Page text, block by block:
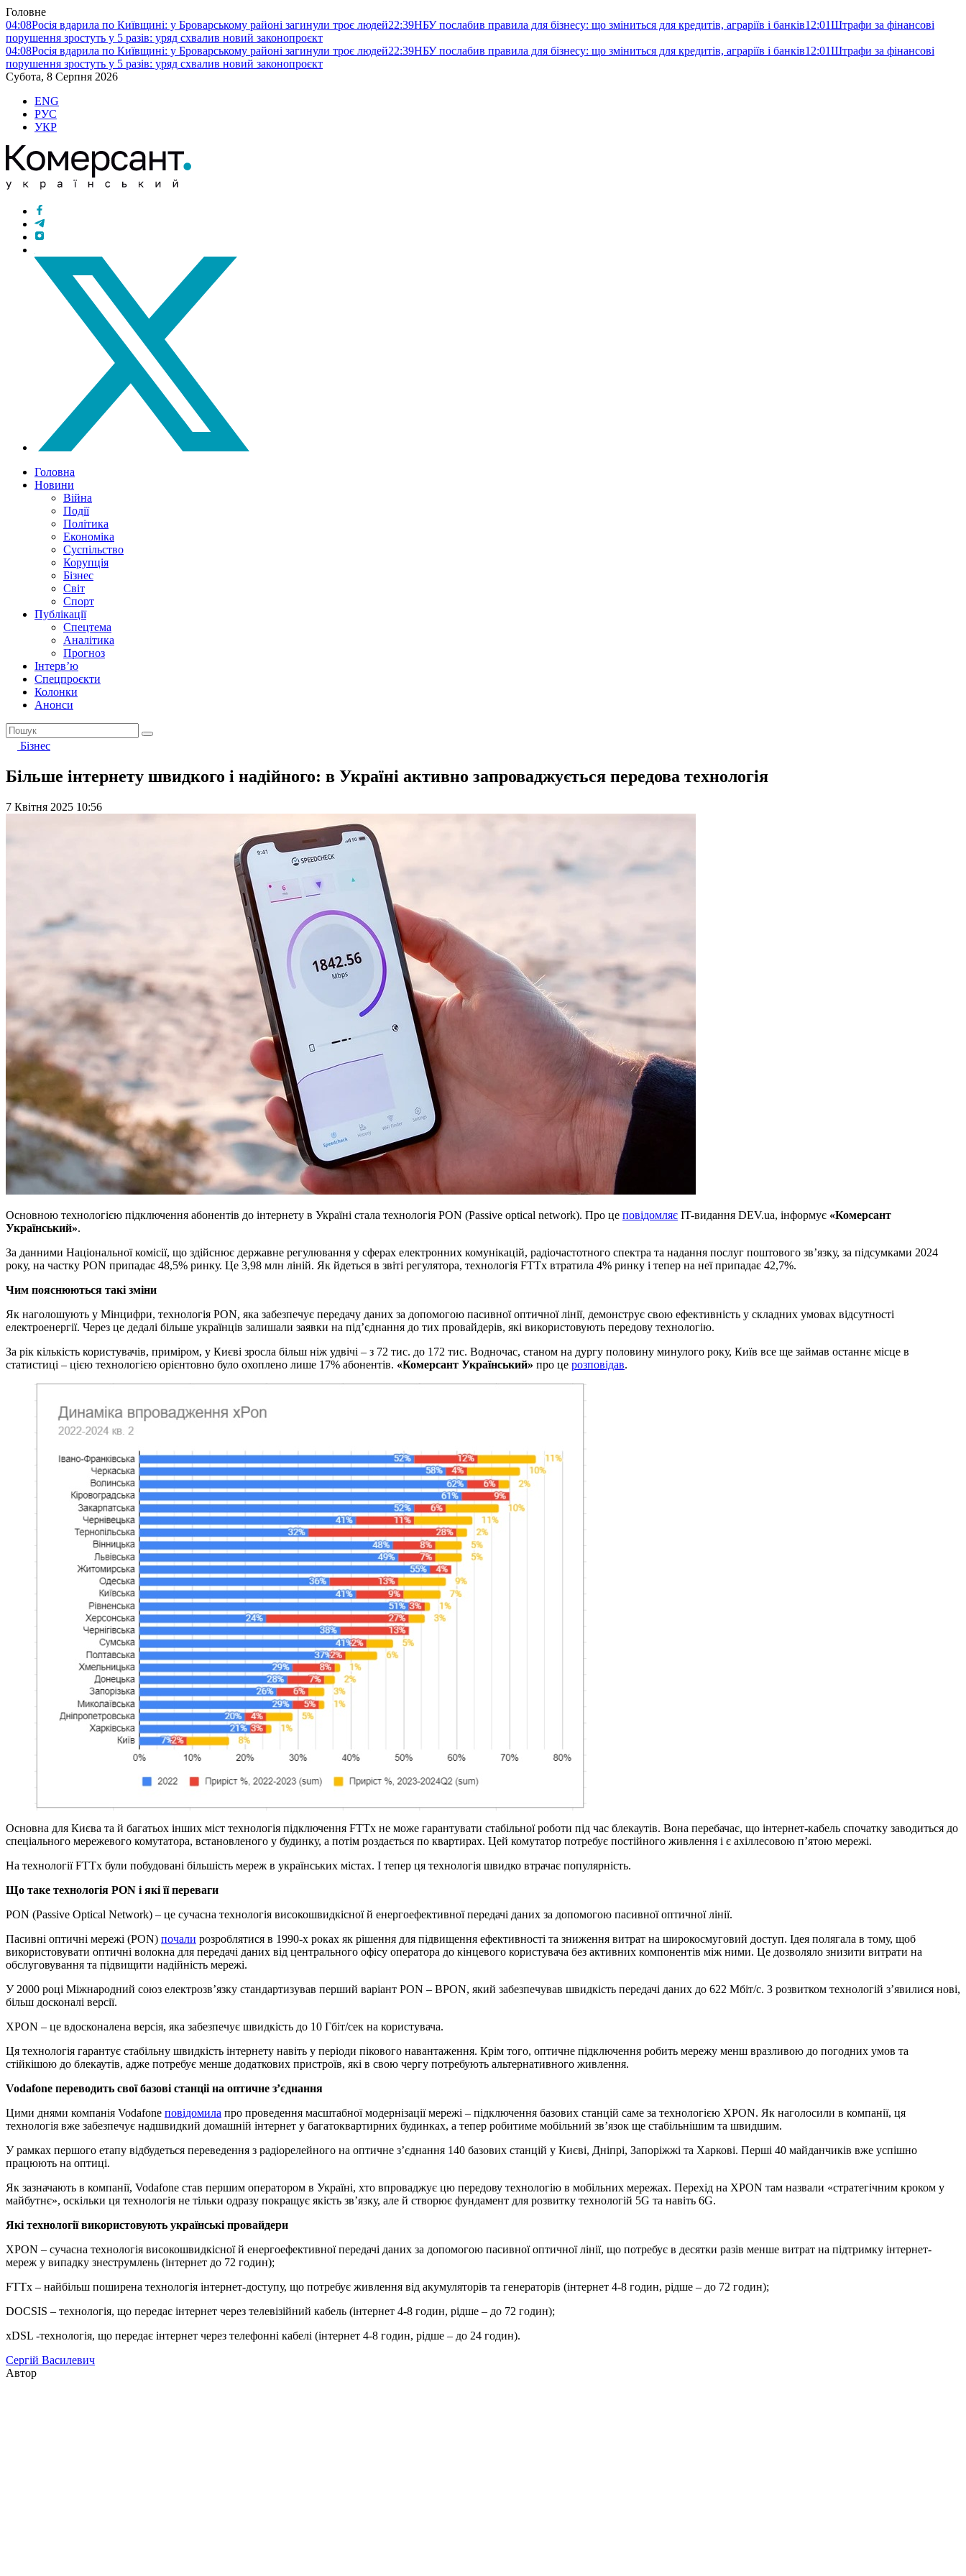
Головне
04:08Росія вдарила по Київщині: у Броварському районі загинули троє людей22:39НБУ послабив правила для бізнесу: що зміниться для кредитів, аграріїв і банків12:01Штрафи за фінансові
порушення зростуть у 5 разів: уряд схвалив новий законопроєкт
04:08Росія вдарила по Київщині: у Броварському районі загинули троє людей22:39НБУ послабив правила для бізнесу: що зміниться для кредитів, аграріїв і банків12:01Штрафи за фінансові
порушення зростуть у 5 разів: уряд схвалив новий законопроєкт
Субота, 8 Серпня 2026
ENG
РУС
УКР
Головна
Новини
Війна
Події
Політика
Економіка
Суспільство
Корупція
Бізнес
Світ
Спорт
Публікації
Спецтема
Аналітика
Прогноз
Інтерв’ю
Спецпроєкти
Колонки
Анонси
Бізнес
Більше інтернету швидкого і надійного: в Україні активно запроваджується передова технологія
7 Квітня 2025 10:56
Основною технологією підключення абонентів до інтернету в Україні стала технологія PON (Passive optical network). Про це повідомляє IT-видання DEV.ua, інформує «Комерсант
Український».
За данними Національної комісії, що здійснює державне регулювання у сферах електронних комунікацій, радіочастотного спектра та надання послуг поштового зв’язку, за підсумками 2024
року, на частку PON припадає 48,5% ринку. Це 3,98 млн ліній. Як йдеться в звіті регулятора, технологія FTTx втратила 4% ринку і тепер на неї припадає 42,7%.
Чим пояснюються такі зміни
Як наголошують у Мінцифри, технологія PON, яка забезпечує передачу даних за допомогою пасивної оптичної лінії, демонструє свою ефективність у складних умовах відсутності
електроенергії. Через це дедалі більше українців залишали заявки на під’єднання до тих провайдерів, які використовують передову технологію.
За рік кількість користувачів, приміром, у Києві зросла більш ніж удвічі – з 72 тис. до 172 тис. Водночас, станом на дургу половину минулого року, Київ все ще займав останнє місце в
статистиці – цією технологією орієнтовно було охоплено лише 17% абонентів. «Комерсант Український» про це розповідав.
Основна для Києва та й багатьох інших міст технологія підключення FTTx не може гарантувати стабільної роботи під час блекаутів. Вона перебачає, що інтернет-кабель спочатку заводиться до
спеціального мережевого комутатора, встановленого у будинку, а потім роздається по квартирах. Цей комутатор потребує постійного живлення і є ахіллесовою п’ятою мережі.
На технології FTTx були побудовані більшість мереж в українських містах. І тепер ця технологія швидко втрачає популярність.
Що таке технологія PON і які її переваги
PON (Passive Optical Network) – це сучасна технологія високошвидкісної й енергоефективної передачі даних за допомогою пасивної оптичної лінії.
Пасивні оптичні мережі (PON) почали розроблятися в 1990-х роках як рішення для підвищення ефективності та зниження витрат на широкосмуговий доступ. Ідея полягала в тому, щоб
використовувати оптичні волокна для передачі даних від центрального офісу оператора до кінцевого користувача без активних компонентів між ними. Це дозволяло знизити витрати на
обслуговування та підвищити надійність мережі.
У 2000 році Міжнародний союз електрозв’язку стандартизував перший варіант PON – BPON, який забезпечував швидкість передачі даних до 622 Мбіт/с. З розвитком технологій з’явилися нові,
більш досконалі версії.
XPON – це вдосконалена версія, яка забезпечує швидкість до 10 Гбіт/сек на користувача.
Ця технологія гарантує стабільну швидкість інтернету навіть у періоди пікового навантаження. Крім того, оптичне підключення робить мережу менш вразливою до погодних умов та
стійкішою до блекаутів, адже потребує менше додаткових пристроїв, які в свою чергу потребують альтернативного живлення.
Vodafone переводить свої базові станціі на оптичне з’єднання
Цими днями компанія Vodafone повідомила про проведення масштабної модернізації мережі – підключення базових станцій саме за технологією XPON. Як наголосили в компанії, ця
технологія вже забезпечує надшвидкий домашній інтернет у багатоквартирних будинках, а тепер робитиме мобільний зв’язок ще стабільнішим та швидшим.
У рамках першого етапу відбудеться переведення з радіорелейного на оптичне з’єднання 140 базових станцій у Києві, Дніпрі, Запоріжжі та Харкові. Перші 40 майданчиків вже успішно
працюють на оптиці.
Як зазначають в компанії, Vodafone став першим оператором в Україні, хто впроваджує цю передову технологію в мобільних мережах. Перехід на XPON там назвали «стратегічним кроком у
майбутнє», оскільки ця технологія не тільки одразу покращує якість зв’язку, але й створює фундамент для розвитку технологій 5G та навіть 6G.
Які технології використовують українські провайдери
XPON – сучасна технологія високошвидкісної й енергоефективної передачі даних за допомогою пасивної оптичної лінії, що потребує в десятки разів менше витрат на підтримку інтернет-
мереж у випадку знеструмлень (інтернет до 72 годин);
FTTx – найбільш поширена технологія інтернет-доступу, що потребує живлення від акумуляторів та генераторів (інтернет 4-8 годин, рідше – до 72 годин);
DOCSIS – технологія, що передає інтернет через телевізійний кабель (інтернет 4-8 годин, рідше – до 72 годин);
xDSL -технологія, що передає інтернет через телефонні кабелі (інтернет 4-8 годин, рідше – до 24 годин).
Сергій Василевич
Автор